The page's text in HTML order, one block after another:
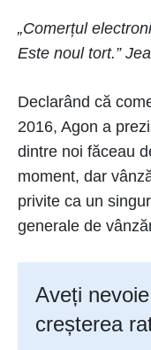
„Comerțul
Este noul tort.”
Declarând că
2016, Agon a
dintre noi făceau
moment, dar
privite ca un
generale de
Aveți
creșterea